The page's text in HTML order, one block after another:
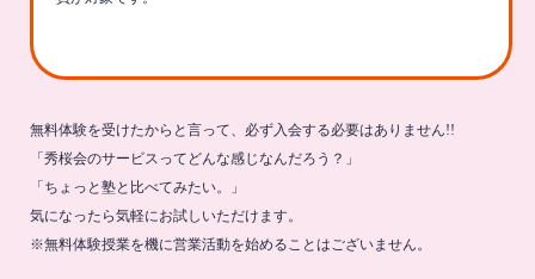
無料体験を受けたからと言って、必ず入会する必要はありません!!
「秀桜会のサービスってどんな感じなんだろう？」
「ちょっと塾と比べてみたい。」
気になったら気軽にお試しいただけます。
※無料体験授業を機に営業活動を始めることはございません。